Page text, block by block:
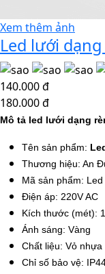
Xem thêm ảnh
Led lưới
140.000 đ
180.000 đ
Mô tả led lưới dạng
Tên sản phẩm:
Thương hiệu: An
Mã sản phẩm:
Điện áp: 220V AC
Kích thước (mét):
Ánh sáng: Vàng
Chất liệu: Vỏ nhựa
Chỉ số bảo vệ: